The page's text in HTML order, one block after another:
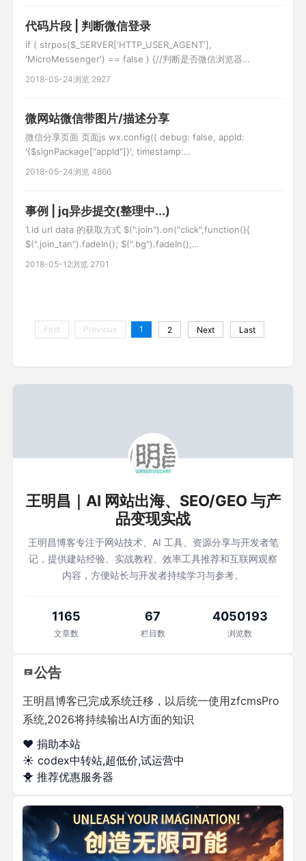
代码片段 | 判断微信登录
if ( strpos($_SERVER['HTTP_USER_AGENT'],
'MicroMessenger') == false ) {//判断是否微信浏览器
if(empty($_SESSION['user'])){ $this->redirect(__APP__ .
2018-05-24浏览 2927
微网站微信带图片/描述分享
微信分享页面 页面js wx.config({ debug: false, appId:
'{$signPackage["appId"]}', timestamp:
'{$signPackage["timestamp"]}', nonceStr:
2018-05-24浏览 4866
事例 | jq异步提交(整理中...)
1.id url data 的获取方式 $(".join").on("click",function(){
$(".join_tan").fadeIn(); $(".bg").fadeIn();
$("#scrollbox1").html(""); //异步获取联系信息 var
2018-05-12浏览 2701
First Previous 1 2 Next Last
王明昌｜AI 网站出海、SEO/GEO 与产
品变现实战
王明昌博客专注于网站技术、AI 工具、资源分享与开发者笔
记，提供建站经验、实战教程、效率工具推荐和互联网观察
内容，方便站长与开发者持续学习与参考。
1165
文章数
67
栏目数
4050193
浏览数
公告
王明昌博客已完成系统迁移，以后统一使用zfcmsPro
系统,2026将持续输出AI方面的知识
❤️ 捐助本站
☀️ codex中转站,超低价,试运营中
🐥 推荐优惠服务器